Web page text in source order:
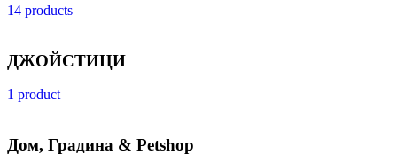
14 products
ДЖОЙСТИЦИ
1 product
Дом, Градина & Petshop